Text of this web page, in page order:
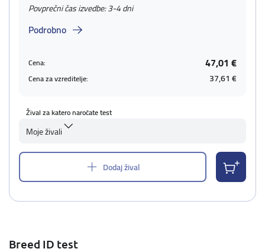
Povprečni čas izvedbe: 3-4 dni
Podrobno
Cena: 47,01 €
Cena za vzreditelje: 37,61 €
Žival za katero naročate test
Moje živali
Dodaj žival
Breed ID test